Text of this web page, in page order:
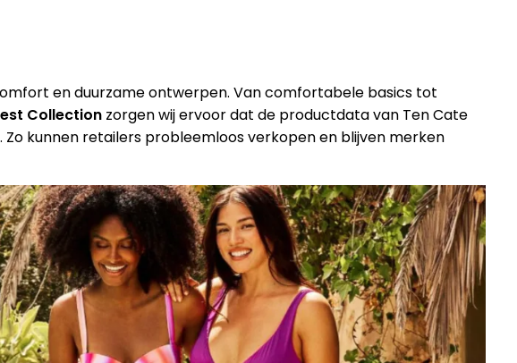
en duurzame ontwerpen. Van comfortabele basics tot
Collectionzorgen wij ervoor dat de productdata van Ten Cate
kunnen retailers probleemloos verkopen en blijven merken